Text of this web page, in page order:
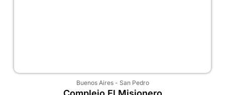
Buenos Aires- San Pedro